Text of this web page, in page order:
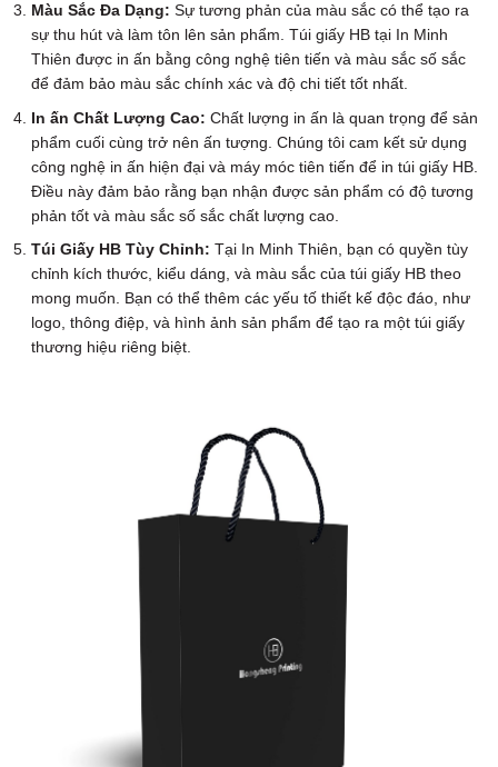
Màu Sắc Đa Dạng: Sự tương phản của màu sắc có thể tạo ra
sự thu hút và làm tôn lên sản phẩm. Túi giấy HB tại In Minh
Thiên được in ấn bằng công nghệ tiên tiến và màu sắc số sắc
để đảm bảo màu sắc chính xác và độ chi tiết tốt nhất.
In ấn Chất Lượng Cao: Chất lượng in ấn là quan trọng để sản
phẩm cuối cùng trở nên ấn tượng. Chúng tôi cam kết sử dụng
công nghệ in ấn hiện đại và máy móc tiên tiến để in túi giấy HB.
Điều này đảm bảo rằng bạn nhận được sản phẩm có độ tương
phản tốt và màu sắc số sắc chất lượng cao.
Túi Giấy HB Tùy Chỉnh: Tại In Minh Thiên, bạn có quyền tùy
chỉnh kích thước, kiểu dáng, và màu sắc của túi giấy HB theo
mong muốn. Bạn có thể thêm các yếu tố thiết kế độc đáo, như
logo, thông điệp, và hình ảnh sản phẩm để tạo ra một túi giấy
thương hiệu riêng biệt.